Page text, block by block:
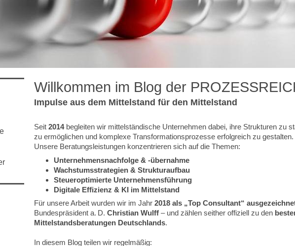
Willkommen im Blog der
Impulse aus dem Mittelstand für den Mittelstand
Seit2014begleiten wir mittelständische Unternehmen dabei, ihre Strukturen zu
zu ermöglichen und komplexe Transformationsprozesse erfolgreich zu gestalten.
Unsere Beratungsleistungen konzentrieren sich auf die Themen:
Unternehmensnachfolge & -übernahme
Wachstumsstrategien & Strukturaufbau
Steueroptimierte Unternehmensführung
Digitale Effizienz & KI im Mittelstand
Für unsere Arbeit wurden wir im Jahr2018 als „Top Consultant“
Bundespräsident a. D.Christian Wulff – und zählen seither offiziell zu den
Mittelstandsberatungen Deutschlands.
In diesem Blog teilen wir regelmäßig: